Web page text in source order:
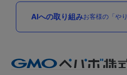
AIへの取り組みお客様の「や